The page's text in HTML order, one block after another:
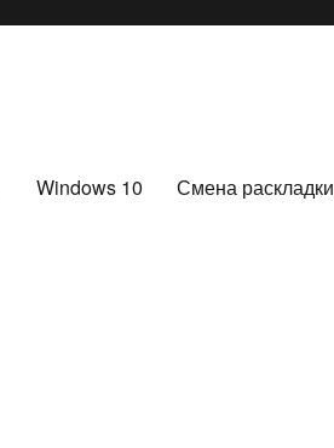
Windows 10 Смена раскладки